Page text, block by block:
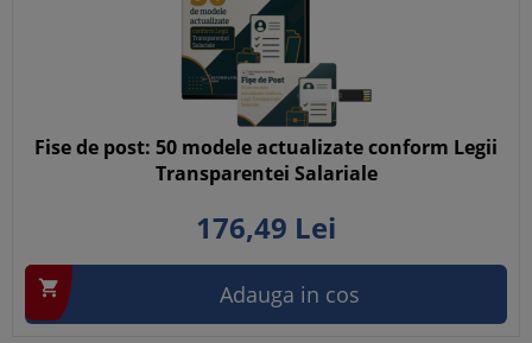
Fise de post: 50 modele actualizate conform Legii
Transparentei Salariale
176,49 Lei
 Adauga in cos